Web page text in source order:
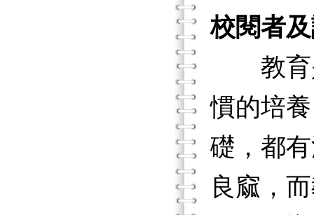
校閱者
教育是
慣的培
礎，都
良窳，